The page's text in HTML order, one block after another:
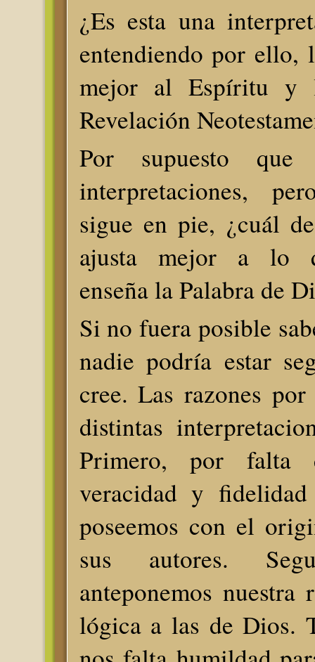
¿Es esta una
entendiendo por ello,
mejor al Espíritu
Revelación
Por supuesto que
interpretaciones,
sigue en pie, ¿cuál
ajusta mejor a lo
enseña la Palabra de
Si no fuera posible
nadie podría estar
cree. Las razones
distintas
Primero, por
veracidad y
poseemos con el
sus autores.
anteponemos nuestra
lógica a las de Dios.